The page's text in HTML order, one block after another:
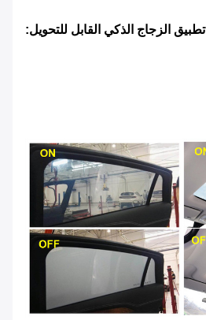
تطبيق الزجاج الذكي القابل للتحويل: